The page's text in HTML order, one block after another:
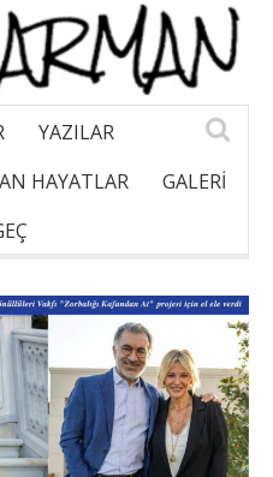
YAZILAR
HAYATLAR
GALERI